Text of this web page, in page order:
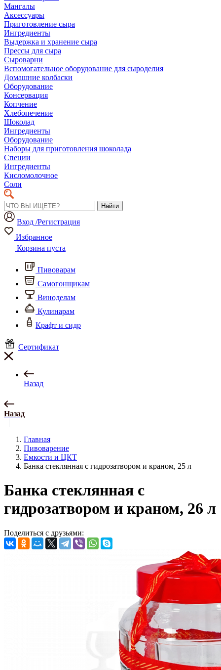
Мангалы
Аксессуары
Приготовление сыра
Ингредиенты
Выдержка и хранение сыра
Прессы для сыра
Сыроварни
Вспомогательное оборудование для сыроделия
Домашние колбаски
Оборудование
Консервация
Копчение
Хлебопечение
Шоколад
Ингредиенты
Оборудование
Наборы для приготовления шоколада
Специи
Ингредиенты
Кисломолочное
Соли
Найти
Вход /Регистрация
Избранное
Корзина пуста
Пивоварам
Самогонщикам
Виноделам
Кулинарам
Крафт и сидр
Сертификат
Назад
Назад
Главная
Пивоварение
Емкости и ЦКТ
Банка стеклянная с гидрозатвором и краном, 25 л
Банка стеклянная с
гидрозатвором и краном, 26 л
Поделиться с друзьями: